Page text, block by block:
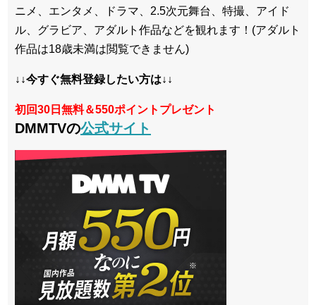
ニメ、エンタメ、ドラマ、2.5次元舞台、特撮、アイド
ル、グラビア、アダルト作品などを観れます！(アダルト
作品は18歳未満は閲覧できません)
↓↓今すぐ無料登録したい方は↓↓
初回30日無料＆550ポイントプレゼント
DMMTVの公式サイト